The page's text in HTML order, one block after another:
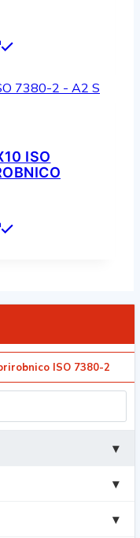
ISO
ISO 7380-2
▾
▾
▾